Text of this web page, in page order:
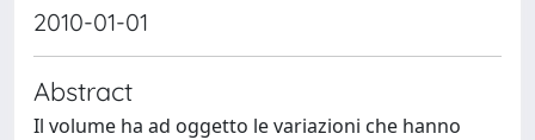
2010-01-01
Abstract
Il volume ha ad oggetto le variazioni che hanno